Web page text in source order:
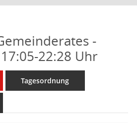
-
22:28 Uhr
Tagesordnung